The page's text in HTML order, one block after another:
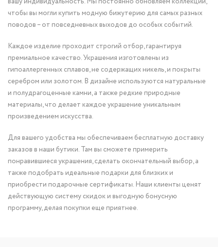
чтобы вы могли купить модную бижутерию для самых разных
поводов – от повседневных выходов до особых событий.
Каждое изделие проходит строгий отбор, гарантируя
премиальное качество. Украшения изготовлены из
гипоаллергенных сплавов, не содержащих никель, и покрыты
серебром или золотом. В дизайне используются натуральные
и полудрагоценные камни, а также редкие природные
материалы, что делает каждое украшение уникальным
произведением искусства.
Для вашего удобства мы обеспечиваем бесплатную доставку
заказов в наши бутики. Там вы сможете примерить
понравившиеся украшения, сделать окончательный выбор, а
также подобрать идеальные подарки для близких и
приобрести подарочные сертификаты. Наши клиенты ценят
действующую систему скидок и выгодную бонусную
программу, делая покупки еще приятнее.